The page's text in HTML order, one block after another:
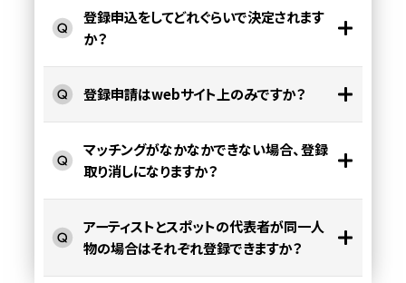
登録申込をしてどれぐらいで決定されます
か？
登録申請はwebサイト上のみですか？
マッチングがなかなかできない場合、登録
取り消しになりますか？
アーティストとスポットの代表者が同一人
物の場合はそれぞれ登録できますか？